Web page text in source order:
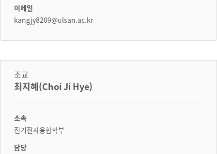
이메일
kangjy8209@ulsan.ac.kr
조교
최지혜(Choi Ji Hye)
소속
전기전자융합학부
담당